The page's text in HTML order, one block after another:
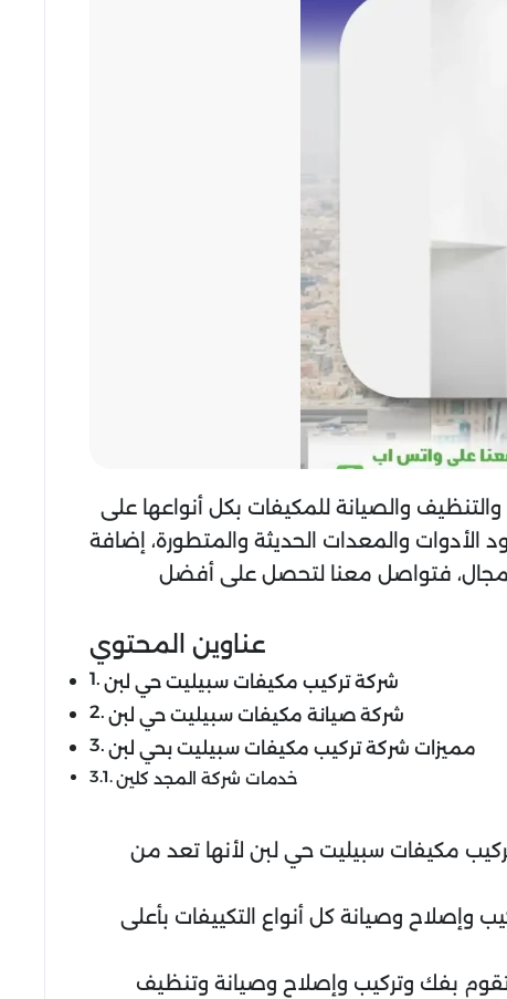
والصيانة للمكيفات بكل أنواعها على
الأدوات والمعدات الحديثة والمتطورة، إضافة
المجال، فتواصل معنا لتحصل على أفضل
عناوين المحتوي
شركة تركيب مكيفات سبيليت حي لبن
شركة صيانة مكيفات سبيليت حي لبن
مميزات شركة تركيب مكيفات سبيليت بحي لبن
خدمات شركة المجد كلين
مكيفات سبيليت حي لبن لأنها تعد من
وصيانة كل أنواع التكييفات بأعلى
بفك وتركيب وإصلاح وصيانة وتنظيف